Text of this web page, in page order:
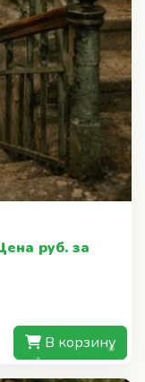
руб. за